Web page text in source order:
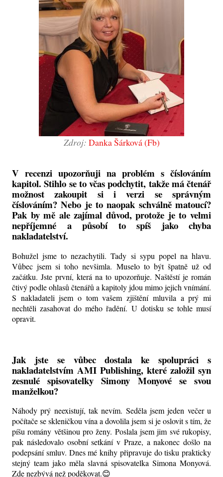
Zdroj: Danka Šárková (Fb)
V recenzi upozorňuji na problém s číslováním
kapitol. Stihlo se to včas podchytit, takže má čtenář
možnost zakoupit si i verzi se správným
číslováním? Nebo je to naopak schválně matoucí?
Pak by mě ale zajímal důvod, protože je to velmi
nepříjemné a působí to spíš jako chyba
nakladatelství.
Bohužel jsme to nezachytili. Tady si sypu popel na hlavu.
Vůbec jsem si toho nevšimla. Muselo to být špatně už od
začátku. Jste první, která na to upozorňuje. Naštěstí je román
čtivý podle ohlasů čtenářů a kapitoly jdou mimo jejich vnímání.
S nakladateli jsem o tom vašem zjištění mluvila a prý mi
nechtěli zasahovat do mého řadění. U dotisku se tohle musí
opravit.
Jak jste se vůbec dostala ke spolupráci s
nakladatelstvím AMI Publishing, které založil syn
zesnulé spisovatelky Simony Monyové se svou
manželkou?
Náhody prý neexistují, tak nevím. Seděla jsem jeden večer u
počítače se skleničkou vína a dovolila jsem si je oslovit s tím, že
píšu romány většinou pro ženy. Poslala jsem jim své rukopisy,
pak následovalo osobní setkání v Praze, a nakonec došlo na
podepsání smluv. Dnes mé knihy připravuje do tisku prakticky
stejný team jako měla slavná spisovatelka Simona Monyová.
Zde nezbývá než poděkovat.😊